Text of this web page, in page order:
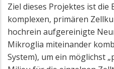
Ziel dieses Projektes ist die
komplexen, primären
hochrein aufgereinigte
Mikroglia miteinander
System), um ein möglichst